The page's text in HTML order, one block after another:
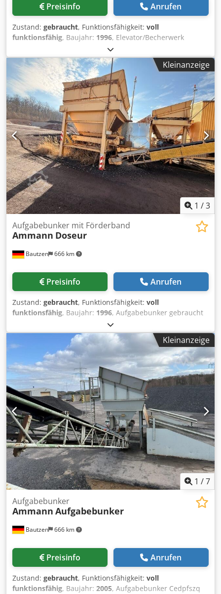
Preisinfo Anrufen
Zustand: gebraucht, Funktionsfähigkeit: voll
funktionsfähig, Baujahr: 1996, Elevator/Becherwerk
Einsatz als RC Material Förderanlage Crjdpfx Amezq S
Daogjf H 26 m
Kleinanzeige
1 /3
Bautzen 666 km
Aufgabebunker mit Förderband
Ammann Doseur
Preisinfo Anrufen
Zustand: gebraucht, Funktionsfähigkeit: voll
funktionsfähig, Baujahr: 1996, Aufgabebunker gebraucht
Cjdpfezq S Avox Amgsrf -Abzugsband -Förderband
Kleinanzeige
1 /7
Bautzen 666 km
Aufgabebunker
Ammann Aufgabebunker
Preisinfo Anrufen
Zustand: gebraucht, Funktionsfähigkeit: voll
funktionsfähig, Baujahr: 2005, Aufgabebunker Cedpfszq